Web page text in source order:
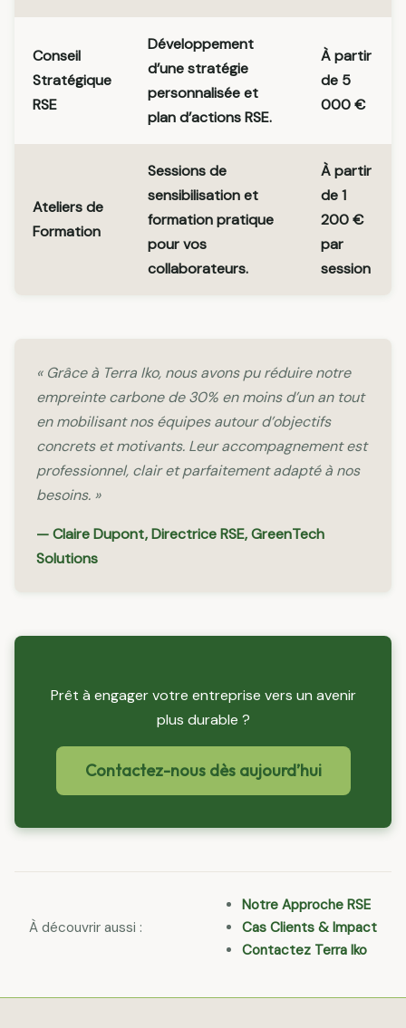
Conseil
Stratégique
RSE
Développement
d’une stratégie
personnalisée et
plan d’actions RSE.
À partir
de 5
000 €
Ateliers de
Formation
Sessions de
sensibilisation et
formation pratique
pour vos
collaborateurs.
À partir
de 1
200 €
par
session
« Grâce à Terra Iko, nous avons pu réduire notre
empreinte carbone de 30% en moins d’un an tout
en mobilisant nos équipes autour d’objectifs
concrets et motivants. Leur accompagnement est
professionnel, clair et parfaitement adapté à nos
besoins. »
— Claire Dupont, Directrice RSE, GreenTech
Solutions
Prêt à engager votre entreprise vers un avenir
plus durable ?
Contactez-nous dès aujourd’hui
À découvrir aussi :
Notre Approche RSE
Cas Clients & Impact
Contactez Terra Iko